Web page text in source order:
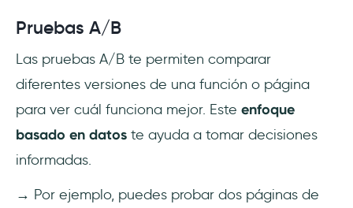
Pruebas A/B
Las pruebas A/B te permiten comparar
diferentes versiones de una función o página
para ver cuál funciona mejor. Este enfoque
basado en datos te ayuda a tomar decisiones
informadas.
→ Por ejemplo, puedes probar dos páginas de